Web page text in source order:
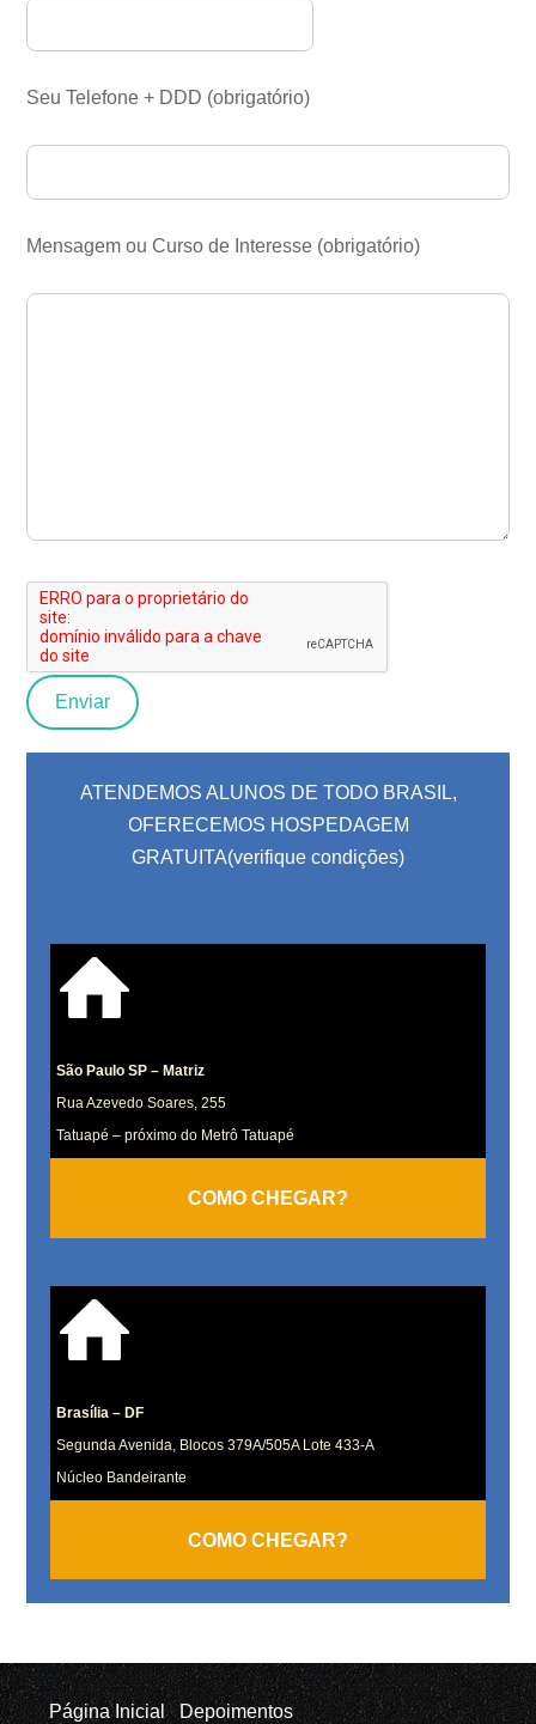
Seu Telefone + DDD (obrigatório)
Mensagem ou Curso de Interesse (obrigatório)
ATENDEMOS ALUNOS DE TODO BRASIL,
OFERECEMOS HOSPEDAGEM
GRATUITA(verifique condições)
São Paulo SP – Matriz
Rua Azevedo Soares, 255
Tatuapé – próximo do Metrô Tatuapé
COMO CHEGAR?
Brasília – DF
Segunda Avenida, Blocos 379A/505A Lote 433-A
Núcleo Bandeirante
COMO CHEGAR?
Página Inicial Depoimentos